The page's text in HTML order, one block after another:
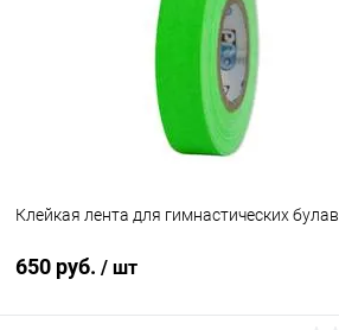
Сравнение
Клейкая лента для гимнастических булав
650 руб. / шт